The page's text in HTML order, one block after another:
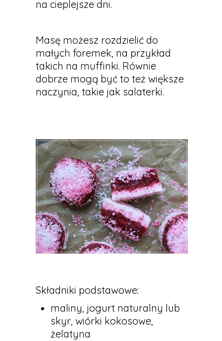
na cieplejsze dni.
Masę możesz rozdzielić do
małych foremek, na przykład
takich na muffinki. Równie
dobrze mogą być to też większe
naczynia, takie jak salaterki.
Składniki podstawowe:
maliny, jogurt naturalny lub
skyr, wiórki kokosowe,
żelatyna